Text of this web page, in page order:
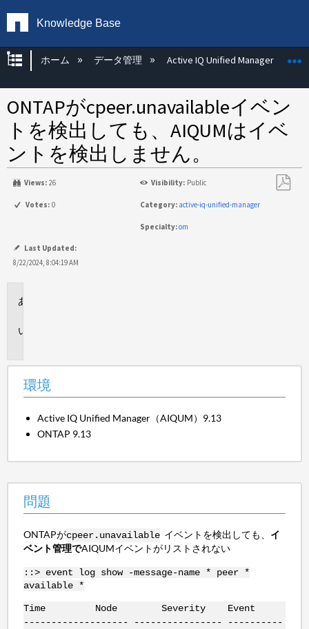
Knowledge Base
グローバル階層を展開/折りたたむ
ホーム データ管理 Active IQ Unified Manager
ONTAPがcpeer.unavailableイベン
トを検出しても、AIQUMはイベ
ントを検出しません。
Views: 26 Visibility: Public
Votes: 0 Category: active-iq-unified-manager
Specialty:om
Last Updated:
8/22/2024, 8:04:19 AM
環境
Active IQ Unified Manager（AIQUM）9.13
ONTAP 9.13
問題
ONTAPがcpeer.unavailableイベントを検出しても、 イ
ベント管理でAIQUMイベントがリストされない
::> event log show -message-name * peer *
available *
Time Node Severity Event
------------------- ---------------- ----------